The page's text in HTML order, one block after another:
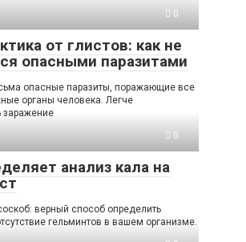
0
от глистов: как не
опасными паразитами
опасные паразиты, поражающие все
органы человека. Легче
заражение
0
анализ кала на
верный способ определить
гельминтов в вашем организме.